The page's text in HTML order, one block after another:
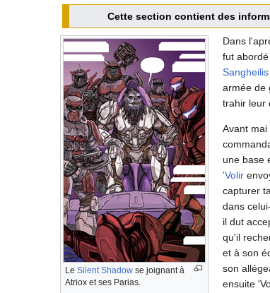
Cette section contient des
Le Silent Shadow se joignant à
Atriox et ses Parias.
Dans
fut
Sangheilis
armée de
trahir leur
Avant mai
une base
'Volir
capturer
dans
il dut
qu'il
et à son
son
ensuite